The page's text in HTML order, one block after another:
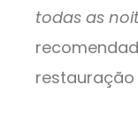
todas as
restauração